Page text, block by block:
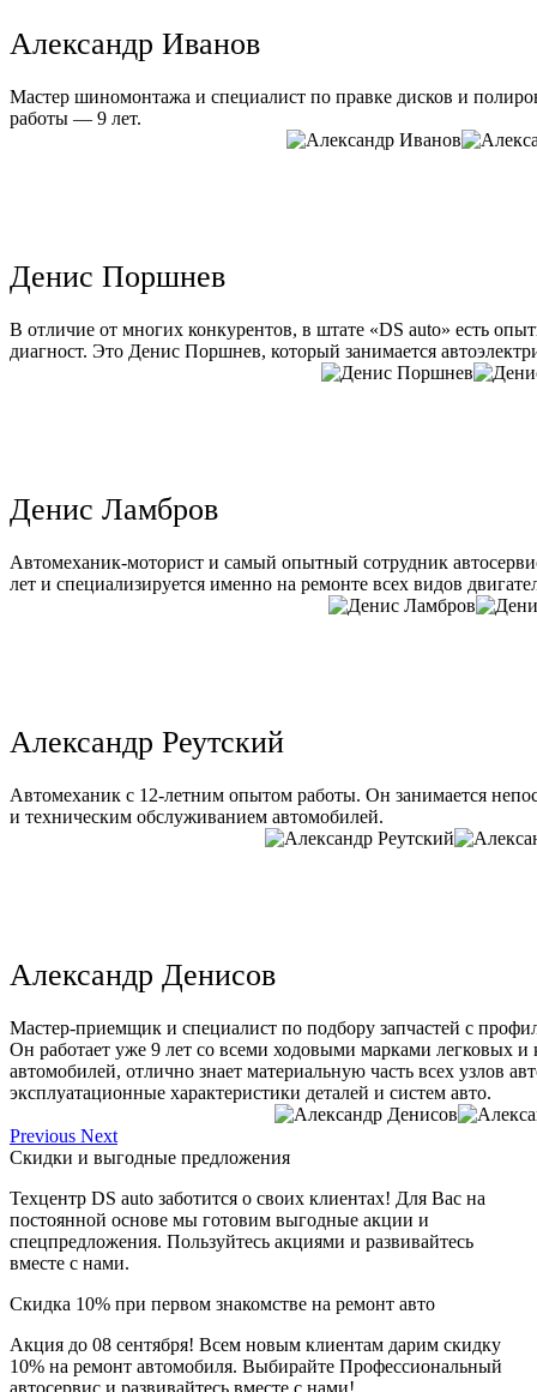
Александр Иванов
Мастер шиномонтажа и специалист по правке дисков и
работы — 9 лет.
Денис Поршнев
В отличие от многих конкурентов, в штате «DS auto» есть
диагност. Это Денис Поршнев, который занимается
Денис Ламбров
Автомеханик-моторист и самый опытный сотрудник
лет и специализируется именно на ремонте всех видов
Александр Реутский
Автомеханик с 12-летним опытом работы. Он занимается
и техническим обслуживанием автомобилей.
Александр Денисов
Мастер-приемщик и специалист по подбору запчастей с
Он работает уже 9 лет со всеми ходовыми марками легковых и
автомобилей, отлично знает материальную часть всех узлов
эксплуатационные характеристики деталей и систем авто.
Previous Next
Скидки и выгодные предложения
Техцентр DS auto заботится о своих клиентах! Для Вас на
постоянной основе мы готовим выгодные акции и
спецпредложения. Пользуйтесь акциями и развивайтесь
вместе с нами.
Скидка 10% при первом знакомстве на ремонт авто
Акция до 08 сентября! Всем новым клиентам дарим скидку
10% на ремонт автомобиля. Выбирайте Профессиональный